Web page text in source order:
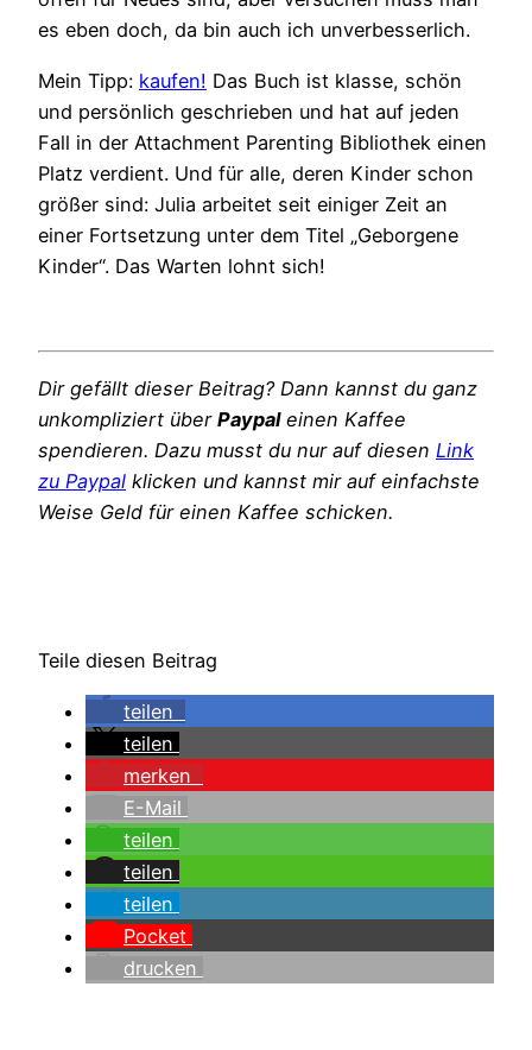
es eben doch, da bin auch ich unverbesserlich.
Mein Tipp: kaufen! Das Buch ist klasse, schön
und persönlich geschrieben und hat auf jeden
Fall in der Attachment Parenting Bibliothek einen
Platz verdient. Und für alle, deren Kinder schon
größer sind: Julia arbeitet seit einiger Zeit an
einer Fortsetzung unter dem Titel „Geborgene
Kinder“. Das Warten lohnt sich!
Dir gefällt dieser Beitrag? Dann kannst du ganz
unkompliziert über Paypaleinen Kaffee
spendieren. Dazu musst du nur auf diesen Link
zu Paypal klicken und kannst mir auf einfachste
Weise Geld für einen Kaffee schicken.
Teile diesen Beitrag
teilen
teilen
merken
E-Mail
teilen
teilen
teilen
Pocket
drucken